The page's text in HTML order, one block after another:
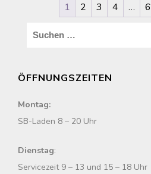
1 2 3 4 … 6
h
a
c
ÖFFNUNGSZEITEN
Montag:
SB-Laden 8 – 20 Uhr
Dienstag:
Servicezeit 9 – 13 und 15 – 18 Uhr